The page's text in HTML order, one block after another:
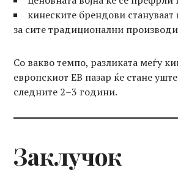
кинеските брендови стануваат
за сите традиционални
Со вакво темпо, разликата меѓу
европскиот ЕВ пазар ќе стане
следните 2–3 години.
Заклучок